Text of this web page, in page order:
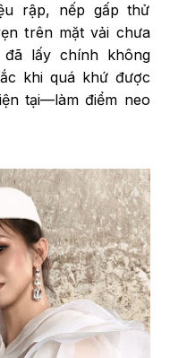
rập, nếp gấp thử
trên mặt vải chưa
đã lấy chính không
khi quá khứ được
tại—làm điểm neo